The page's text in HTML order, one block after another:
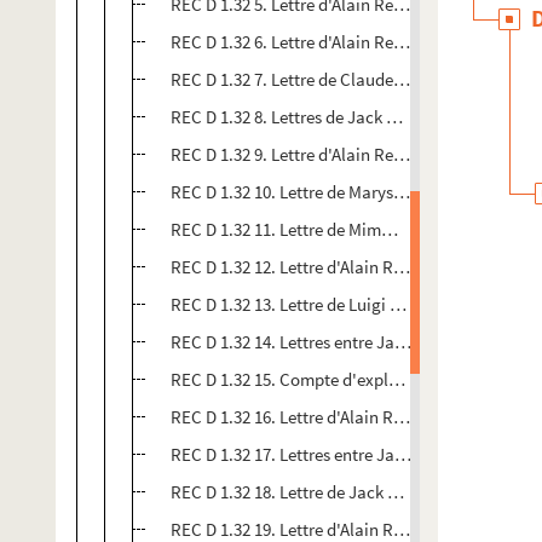
REC D 1.32 6. Lettre d'Alain Recoing à Jack Salom
REC D 1.32 7. Lettre de Claude Monestier à Alain
REC D 1.32 8. Lettres de Jack Salom aux
REC D 1.32 9. Lettre d'Alain Recoing à Cathy et
REC D 1.32 10. Lettre de Maryse Badiou à Alain
REC D 1.32 11. Lettre de Mimmo Chianese à Alain
REC D 1.32 12. Lettre d'Alain Recoing à Bernard
REC D 1.32 13. Lettre de Luigi Tassinari à Jack
REC D 1.32 14. Lettres entre Jack Salom et Paule-
REC D 1.32 15. Compte d'exploitation de la
REC D 1.32 16. Lettre d'Alain Recoing à Vojo
REC D 1.32 17. Lettres entre Jack Salom et Erika
REC D 1.32 18. Lettre de Jack Salom au relais
REC D 1.32 19. Lettre d'Alain Recoing à Massimo J.